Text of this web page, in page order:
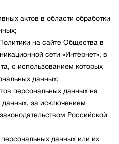
актов в области обработки
на сайте Общества в
сети «Интернет», в
с использованием которых
данных;
персональных данных на
данных, за исключением
Российской
данных или их